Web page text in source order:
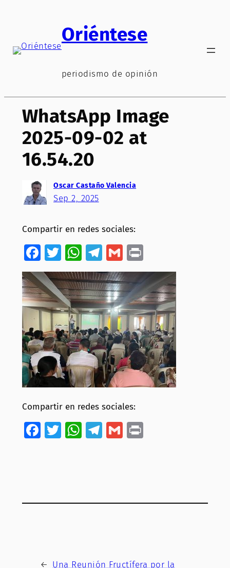
Oriéntese
periodismo de opinión
WhatsApp Image
2025-09-02 at
16.54.20
Oscar Castaño Valencia
Sep 2, 2025
Compartir en redes sociales:
Facebook
Twitter
WhatsApp
Telegram
GmailPrint
Compartir en redes sociales:
Facebook
Twitter
WhatsApp
Telegram
GmailPrint
← Una Reunión Fructífera por la